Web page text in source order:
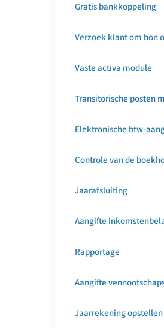
Gratis bankkoppeling
Verzoek klant om bon
Vaste activa module
Transitorische posten
Elektronische btw-
Controle van de
Jaarafsluiting
Aangifte
Rapportage
Aangifte
Jaarrekening opstellen